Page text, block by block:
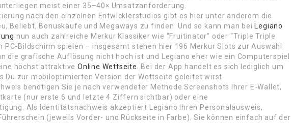
meist einer 35–40× Umsatzanforderung.
nach den einzelnen Entwicklerstudios gibt es hier unter anderem die
Beliebt, Bonuskäufe und Megaways zu finden. Und so kann man bei
Legiano
nun auch zahlreiche Merkur Klassiker wie “Fruitinator” oder “Triple Triple
PC-Bildschirm spielen – insgesamt stehen hier 196 Merkur Slots zur Auswahl
die grafische Auflösung nicht hoch ist und Legiano eher wie ein Computerspiel
höchst attraktiveOnline Wettseite
. Bei der App handelt es sich lediglich um
Du zur mobiloptimierten Version der Wettseite geleitet wirst.
benötigen Sie je nach verwendeter Methode Screenshots Ihrer E-Wallet,
(nur erste 6 und letzte 4 Ziffern sichtbar) oder eine
Als Identitätsnachweis akzeptiert Legiano Ihren Personalausweis,
(jeweils Vorder- und Rückseite in Farbe). Sie können einfach auf der